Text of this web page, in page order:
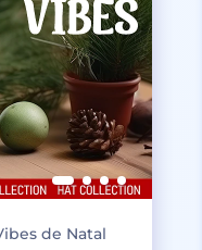
de Natal